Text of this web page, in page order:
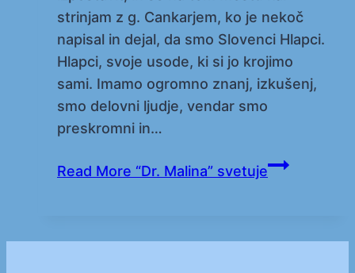
strinjam z g. Cankarjem, ko je nekoč
napisal in dejal, da smo Slovenci Hlapci.
Hlapci, svoje usode, ki si jo krojimo
sami. Imamo ogromno znanj, izkušenj,
smo delovni ljudje, vendar smo
preskromni in…
Read More “Dr. Malina” svetuje